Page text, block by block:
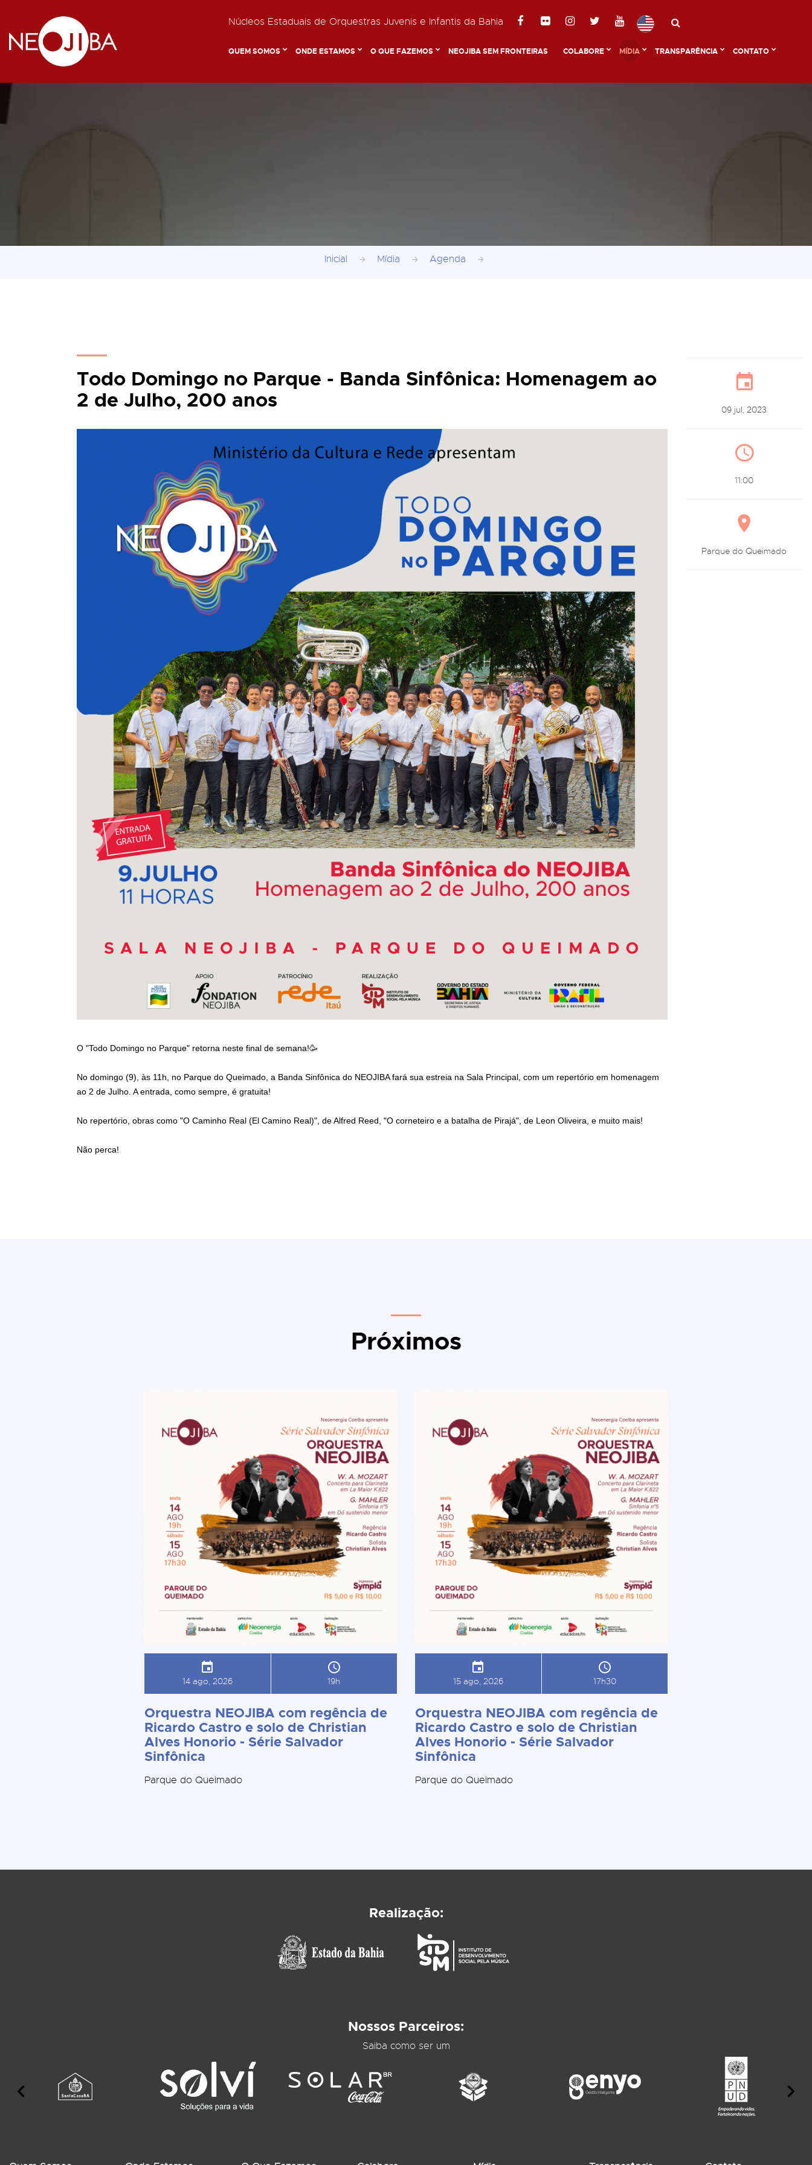
Núcleos Estaduais de Orquestras Juvenis e Infantis da Bahia
QUEM SOMOS ONDE ESTAMOS O QUE FAZEMOS NEOJIBA SEM FRONTEIRAS COLABORE MÍDIA TRANSPARÊNCIA CONTATO
Inicial Mídia Agenda
Todo Domingo no Parque - Banda Sinfônica: Homenagem ao
2 de Julho, 200 anos
O "Todo Domingo no Parque" retorna neste final de semana!🥳
No domingo (9), às 11h, no Parque do Queimado, a Banda Sinfônica do NEOJIBA fará sua estreia na Sala Principal, com um repertório em homenagem
ao 2 de Julho. A entrada, como sempre, é gratuita!
No repertório, obras como "O Caminho Real (El Camino Real)", de Alfred Reed, "O corneteiro e a batalha de Pirajá", de Leon Oliveira, e muito mais!
Não perca!
09 jul, 2023
11:00
Parque do Queimado
Próximos
14 ago, 2026 19h
Orquestra NEOJIBA com regência de
Ricardo Castro e solo de Christian
Alves Honorio - Série Salvador
Sinfônica
Parque do Queimado
15 ago, 2026 17h30
Orquestra NEOJIBA com regência de
Ricardo Castro e solo de Christian
Alves Honorio - Série Salvador
Sinfônica
Parque do Queimado
Realização:
Nossos Parceiros:
Saiba como ser um